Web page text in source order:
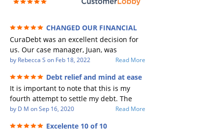
CHANGED OUR FINANCIAL
FUTURE (credit 200 Points / 90 K in debt
GONE)
CuraDebt was an excellent decision for
us. Our case manager, Juan, was
incredible to work with. He and Julio
Every communication was quickly
responded to and all of our questions
were answered. We were able to clear
up in excess of 90 K in debt in a few
years with a manageable payment.
by Rebecca S on Feb 18, 2022 Read More
Debt relief and mind at ease
It is important to note that this is my
fourth attempt to settle my debt. The
first debt settlement company gave me
a debtor listing me as a charge off on my
by D M onSep 16, 2020 Read More
Excelente 10 of 10